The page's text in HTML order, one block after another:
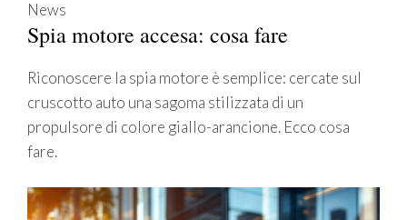
News
Spia motore accesa: cosa fare
Riconoscere la spia motore è semplice: cercate sul
cruscotto auto una sagoma stilizzata di un
propulsore di colore giallo-arancione. Ecco cosa
fare.